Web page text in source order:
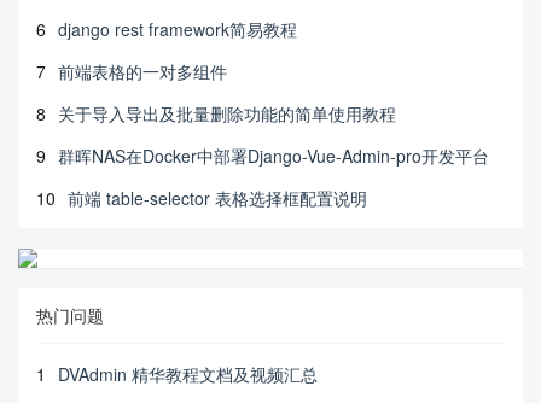
6 django rest framework简易教程
7 前端表格的一对多组件
8 关于导入导出及批量删除功能的简单使用教程
9 群晖NAS在Docker中部署Django-Vue-Admin-pro开发平台
10 前端 table-selector 表格选择框配置说明
热门问题
1
DVAdmin 精华教程文档及视频汇总